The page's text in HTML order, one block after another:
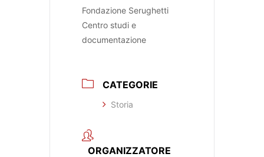
Fondazione Serughetti
Centro studi e
documentazione
CATEGORIE
Storia
ORGANIZZATORE